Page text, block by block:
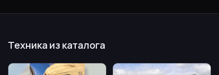
Техника из каталога